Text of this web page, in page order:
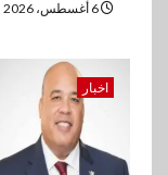
اخبار